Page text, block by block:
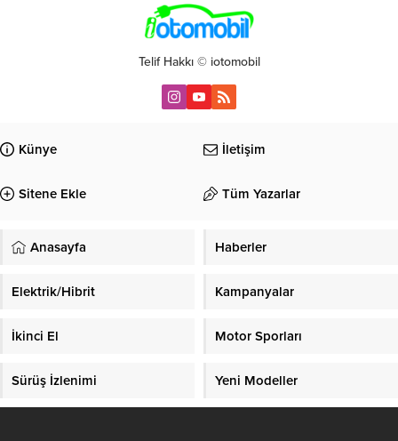
Telif Hakkı © iotomobil
Künye İletişim
Sitene Ekle Tüm Yazarlar
Anasayfa Haberler
Elektrik/Hibrit Kampanyalar
İkinci El Motor Sporları
Sürüş İzlenimi Yeni Modeller